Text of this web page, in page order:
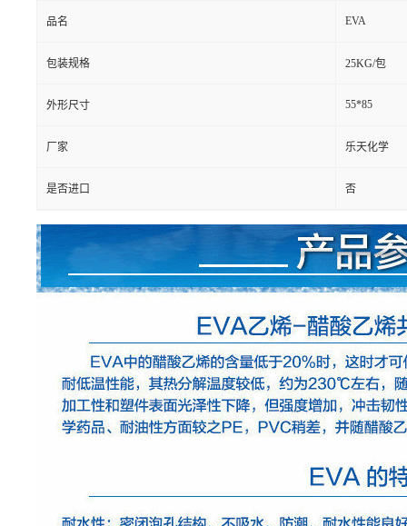
品名 EVA
包装规格 25KG/包
外形尺寸 55*85
厂家 乐天化学
是否进口 否